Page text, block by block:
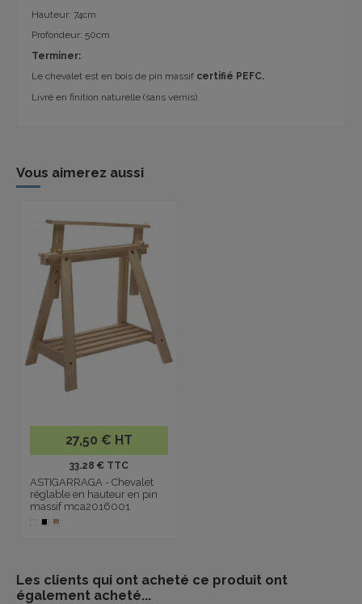
Hauteur: 74cm
Profondeur: 50cm
Terminer:
Le chevalet est en bois de pin massif certifié PEFC.
Livré en finition naturelle (sans vernis).
Vous aimerez aussi
27,50 € HT
33.28 € TTC
ASTIGARRAGA - Chevalet
réglable en hauteur en pin
massif mca2016001
Les clients qui ont acheté ce produit ont
également acheté...